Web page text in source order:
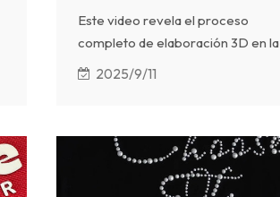
Este video revela el proceso
completo de elaboración 3D en la
fábrica de CHANJOYE,
impresión 3D en silicona,
impresión 3D y estampado 3D.
Cada proceso demuestra cómo la
2025/9/11